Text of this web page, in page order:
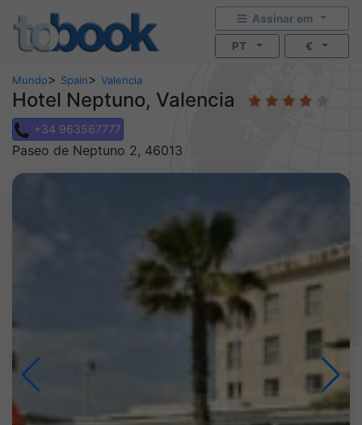
Assinar em
PT €
Mundo> Spain> Valencia
Hotel Neptuno, Valencia
+34 963567777
Paseo de Neptuno 2, 46013